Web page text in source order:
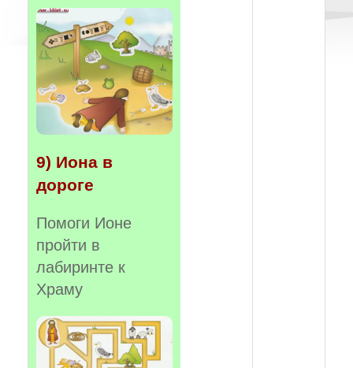
9) Иона в
дороге
Помоги Ионе
пройти в
лабиринте к
Храму